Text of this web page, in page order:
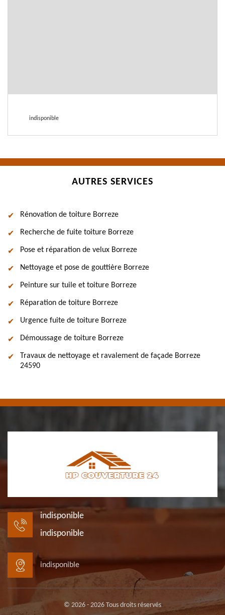
indisponible
AUTRES SERVICES
Rénovation de toiture Borreze
Recherche de fuite toiture Borreze
Pose et réparation de velux Borreze
Nettoyage et pose de gouttière Borreze
Peinture sur tuile et toiture Borreze
Réparation de toiture Borreze
Urgence fuite de toiture Borreze
Démoussage de toiture Borreze
Travaux de nettoyage et ravalement de façade Borreze
24590
indisponible
indisponible
indisponible
© 2026 - 2026 Tous droits réservés